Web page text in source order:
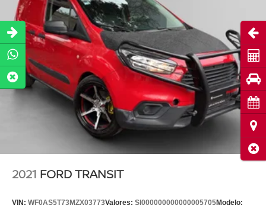
2021 FORD TRANSIT
VIN: WF0AS5T73MZX03773Valores: SI000000000000005705Modelo: